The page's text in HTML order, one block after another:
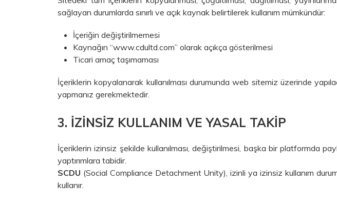
sağlayan durumlarda sınırlı ve açık kaynak belirtilerek kullanım mümkündür:
İçeriğin değiştirilmemesi
Kaynağın “www.cdultd.com” olarak açıkça gösterilmesi
Ticari amaç taşımaması
İçeriklerin kopyalanarak kullanılması durumunda web sitemiz üzerinde
yapmanız gerekmektedir.
3. İZINSIZ KULLANIM VE YASAL TAKIP
İçeriklerin izinsiz şekilde kullanılması, değiştirilmesi, başka bir platformda
yaptırımlara tabidir.
SCDU (Social Compliance Detachment Unity), izinli ya izinsiz kullanım
kullanır.